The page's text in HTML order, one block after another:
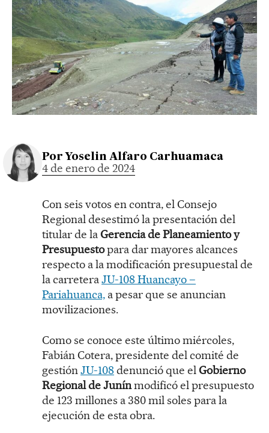
Por Yoselin Alfaro Carhuamaca
4 de enero de 2024
Con seis votos en contra, el Consejo
Regional desestimó la presentación del
titular de laGerencia de Planeamiento y
Presupuestopara dar mayores alcances
respecto a la modificación presupuestal de
la carreteraJU-108 Huancayo –
Pariahuanca, a pesar que se anuncian
movilizaciones.
Como se conoce este último miércoles,
Fabián Cotera, presidente del comité de
gestiónJU-108 denunció que elGobierno
Regional de Junínmodificó el presupuesto
de 123 millones a 380 mil soles para la
ejecución de esta obra.